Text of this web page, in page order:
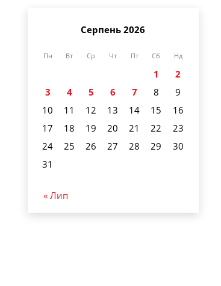
Серпень 2026
Пн Вт Ср Чт Пт Сб Нд
1
2
3
4 5 6 7 8
9
10
11 12 13 14 15
16
17
18 19 20 21 22
23
24
25 26 27 28 29
30
31
« Лип